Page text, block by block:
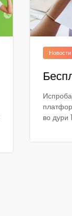
во дури